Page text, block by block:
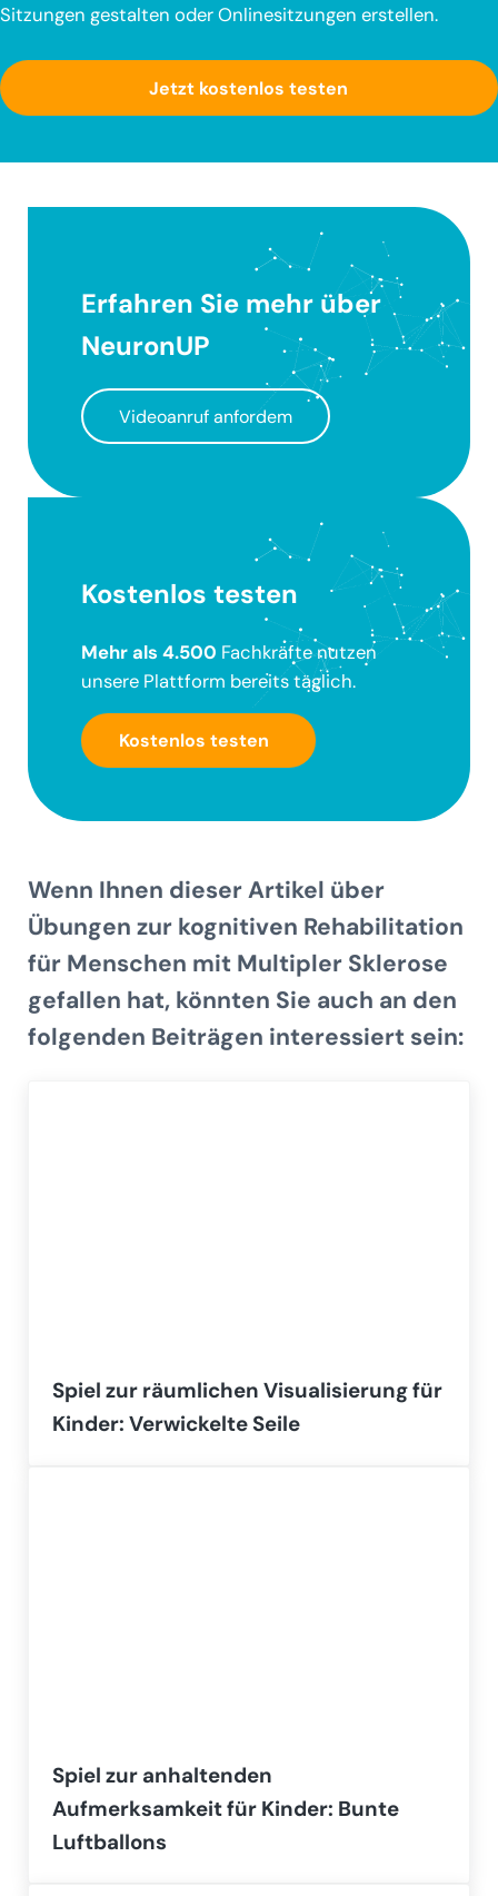
Sitzungen gestalten oder Onlinesitzungen erstellen.
Jetzt kostenlos testen
Erfahren Sie mehr über
NeuronUP
Videoanruf anfordem
Kostenlos testen
Mehr als 4.500 Fachkräfte nutzen
unsere Plattform bereits täglich.
Kostenlos testen
Wenn Ihnen dieser Artikel über
Übungen zur kognitiven Rehabilitation
für Menschen mit Multipler Sklerose
gefallen hat, könnten Sie auch an den
folgenden Beiträgen interessiert sein:
Spiel zur räumlichen Visualisierung für
Kinder: Verwickelte Seile
Spiel zur anhaltenden
Aufmerksamkeit für Kinder: Bunte
Luftballons